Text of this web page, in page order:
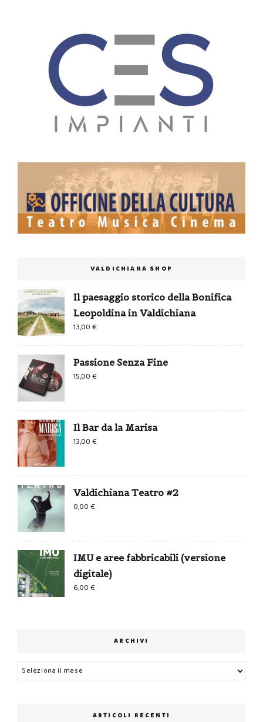
VALDICHIANA SHOP
Il paesaggio storico della Bonifica
Leopoldina in Valdichiana
13,00€
Passione Senza Fine
15,00€
Il Bar da la Marisa
13,00€
Valdichiana Teatro #2
0,00€
IMU e aree fabbricabili (versione
digitale)
6,00€
ARCHIVI
Archivi
ARTICOLI RECENTI